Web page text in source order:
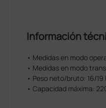
Información
• Medidas en modo
• Medidas en modo
• Peso neto/bruto: 16/19
• Capacidad máxima: